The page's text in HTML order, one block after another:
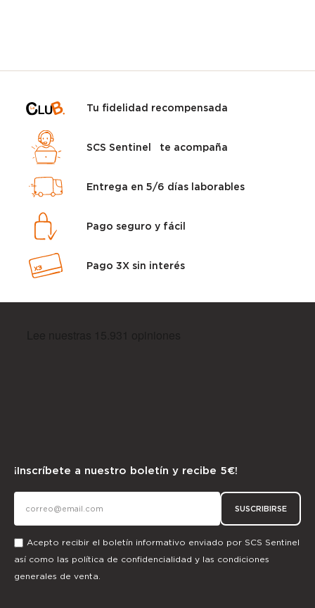
Tu fidelidad recompensada
SCS Sentinel te acompaña
Entrega en 5/6 días laborables
Pago seguro y fácil
Pago 3X sin interés
¡Inscríbete a nuestro boletín y recibe 5€!
SUSCRIBIRSE
Acepto recibir el boletín informativo enviado por SCS Sentinel
así como las política de confidencialidad y las condiciones
generales de venta.